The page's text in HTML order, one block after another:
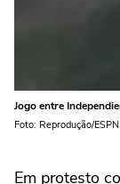
Jogo entre
Foto: Reprodução/
Em protesto